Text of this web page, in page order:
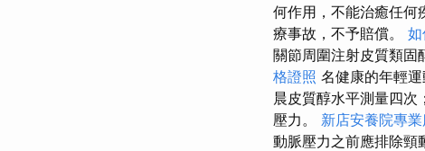
何作用，不能治癒任何
療事故，不予賠償。
關節周圍注射皮質類固
格證照 名健康的年輕
晨皮質醇水平測量四
壓力。 新店安養院專
動脈壓力之前應排除頸